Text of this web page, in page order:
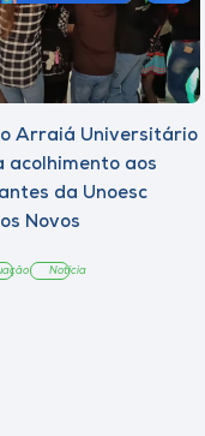
Arraiá Universitário
acolhimento aos
da Unoesc
Novos
Notícia